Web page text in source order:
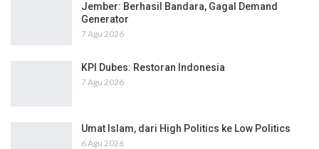
Jember: Berhasil Bandara, Gagal Demand
Generator
7 Agu 2026
KPI Dubes: Restoran Indonesia
7 Agu 2026
Umat Islam, dari High Politics ke Low Politics
6 Agu 2026